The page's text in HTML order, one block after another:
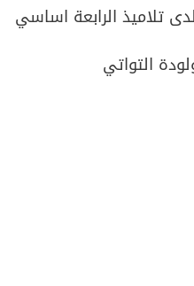
تلاميذ الرابعة اساسي
التواتي